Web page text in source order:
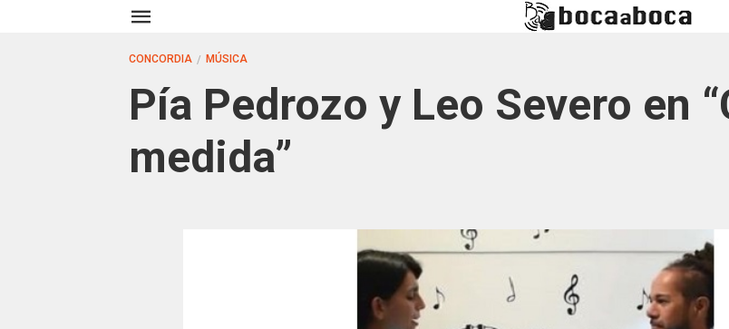
CONCORDIA MÚSICA
Pía Pedrozo y Leo Severo en
medida”